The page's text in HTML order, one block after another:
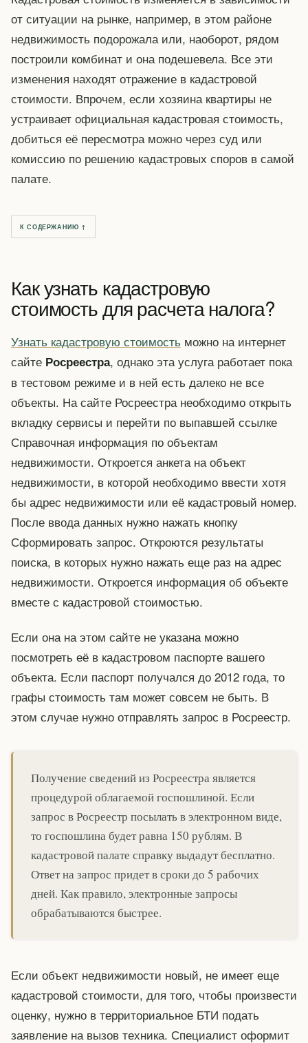
от ситуации на рынке, например, в этом районе
недвижимость подорожала или, наоборот, рядом
построили комбинат и она подешевела. Все эти
изменения находят отражение в кадастровой
стоимости. Впрочем, если хозяина квартиры не
устраивает официальная кадастровая стоимость,
добиться её пересмотра можно через суд или
комиссию по решению кадастровых споров в самой
палате.
К СОДЕРЖАНИЮ ↑
Как узнать кадастровую
стоимость для расчета налога?
Узнать кадастровую стоимость можно на интернет
сайте Росреестра, однако эта услуга работает пока
в тестовом режиме и в ней есть далеко не все
объекты. На сайте Росреестра необходимо открыть
вкладку сервисы и перейти по выпавшей ссылке
Справочная информация по объектам
недвижимости. Откроется анкета на объект
недвижимости, в которой необходимо ввести хотя
бы адрес недвижимости или её кадастровый номер.
После ввода данных нужно нажать кнопку
Сформировать запрос. Откроются результаты
поиска, в которых нужно нажать еще раз на адрес
недвижимости. Откроется информация об объекте
вместе с кадастровой стоимостью.
Если она на этом сайте не указана можно
посмотреть её в кадастровом паспорте вашего
объекта. Если паспорт получался до 2012 года, то
графы стоимость там может совсем не быть. В
этом случае нужно отправлять запрос в Росреестр.
Получение сведений из Росреестра является
процедурой облагаемой госпошлиной. Если
запрос в Росреестр посылать в электронном виде,
то госпошлина будет равна 150 рублям. В
кадастровой палате справку выдадут бесплатно.
Ответ на запрос придет в сроки до 5 рабочих
дней. Как правило, электронные запросы
обрабатываются быстрее.
Если объект недвижимости новый, не имеет еще
кадастровой стоимости, для того, чтобы произвести
оценку, нужно в территориальное БТИ подать
заявление на вызов техника. Специалист оформит